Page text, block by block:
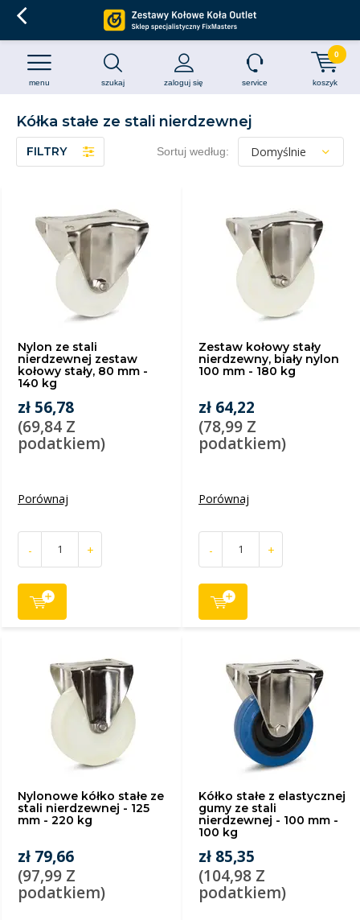
szukaj zaloguj się
menu service koszyk
0
Kółka stałe ze stali nierdzewnej
FILTRY Sortuj według:
Nylon ze stali
nierdzewnej zestaw
kołowy stały, 80 mm -
140 kg
zł 56,78
(69,84 Z
podatkiem)
Porównaj
- +
Zestaw kołowy stały
nierdzewny, biały nylon
100 mm - 180 kg
zł 64,22
(78,99 Z
podatkiem)
Porównaj
- +
Nylonowe kółko stałe ze
stali nierdzewnej - 125
mm - 220 kg
zł 79,66
(97,99 Z
podatkiem)
Kółko stałe z elastycznej
gumy ze stali
nierdzewnej - 100 mm -
100 kg
zł 85,35
(104,98 Z
podatkiem)